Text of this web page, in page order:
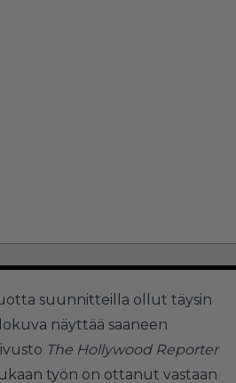
suunnitteilla ollut täysin
näyttää saaneen
The Hollywood Reporter
työn on ottanut vastaan